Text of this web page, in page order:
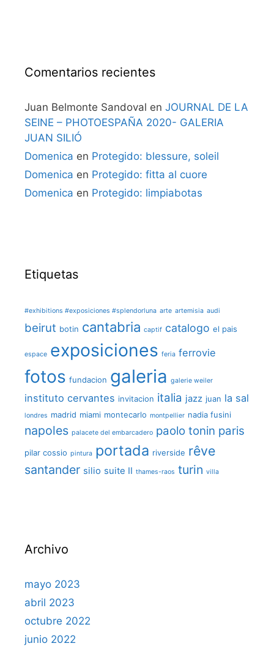
Comentarios recientes
Juan Belmonte Sandoval en JOURNAL DE LA
SEINE – PHOTOESPAÑA 2020- GALERIA
JUAN SILIÓ
Domenica en Protegido: blessure, soleil
Domenica en Protegido: fitta al cuore
Domenica en Protegido: limpiabotas
Etiquetas
#exhibitions #exposiciones #splendorluna arte artemisia audi
beirut botin cantabria captif catalogo el pais
espace exposiciones feria ferrovie
fotos fundacion galeria galerie weiler
instituto cervantes invitacion italia jazz juan la sal
londres madrid miami montecarlo montpellier nadia fusini
napoles palacete del embarcadero paolo tonin paris
pilar cossio pintura portada riverside rêve
santander silio suite II thames-raos turin villa
Archivo
mayo 2023
abril 2023
octubre 2022
junio 2022